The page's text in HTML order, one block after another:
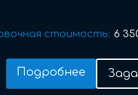
стоимость: 6
Подробнее